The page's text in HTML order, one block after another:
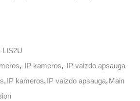
LIS2U
, IP kameros,
IP vaizdo apsauga
, IP kameros, IP vaizdo apsauga, Main